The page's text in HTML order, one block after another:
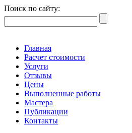
Поиск по сайту:
Главная
Расчет стоимости
Услуги
Отзывы
Цены
Выполненные работы
Мастера
Публикации
Контакты